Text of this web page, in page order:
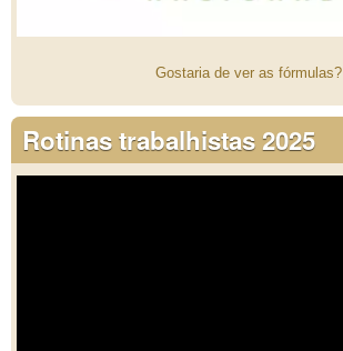
Gostaria de ver as fórmulas?
Rotinas trabalhistas 2025